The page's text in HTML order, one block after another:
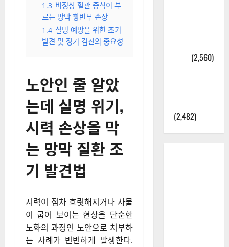
1.3 비정상 혈관 증식이 부
르는 망막 황반부 손상
1.4 실명 예방을 위한 조기
발견 및 정기 검진의 중요성
노안인 줄 알았
는데 실명 위기,
시력 손상을 막
는 망막 질환 조
기 발견법
시력이 점차 흐릿해지거나 사물
이 굽어 보이는 현상을 단순한
노화의 과정인 노안으로 치부하
는 사례가 빈번하게 발생한다.
(2,560)
(2,482)